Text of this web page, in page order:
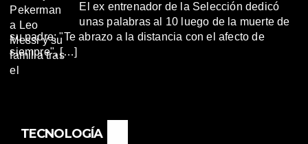
El ex entrenador de la Selección dedicó
unas palabras al 10 luego de la muerte de
su padre: "Te abrazo a la distancia con el afecto de
siempre", […]
TECNOLOGÍA